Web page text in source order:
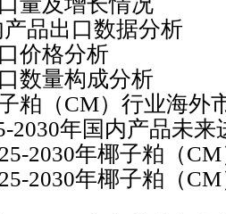
品出口数据分析
格分析
构成分析
CM）行业海外市
年国内产品未来
年椰子粕（CM
年椰子粕（CM